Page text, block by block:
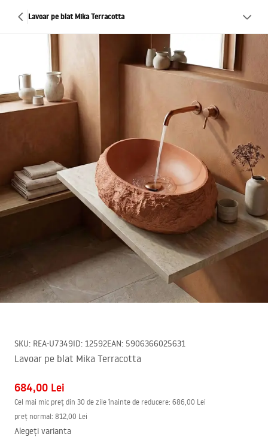
Lavoar pe blat Mika Terracotta
SKU: REA-U7349ID: 12592EAN: 5906366025631
Lavoar pe blat Mika Terracotta
684,00 Lei
Cel mai mic preț din 30 de zile înainte de reducere: 686,00 Lei
preț normal: 812,00 Lei
Alegeți varianta